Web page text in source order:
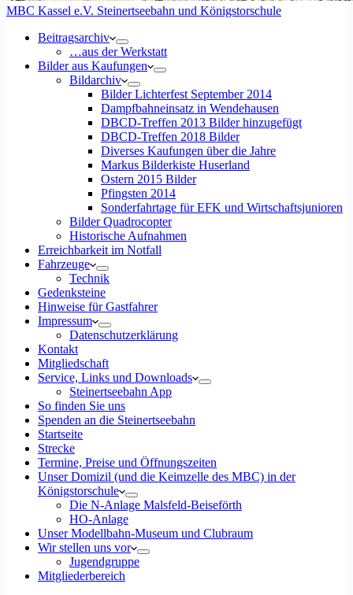
MBC Kassel e.V. Steinertseebahn und Königstorschule
Beitragsarchiv
…aus der Werkstatt
Bilder aus Kaufungen
Bildarchiv
Bilder Lichterfest September 2014
Dampfbahneinsatz in Wendehausen
DBCD-Treffen 2013 Bilder hinzugefügt
DBCD-Treffen 2018 Bilder
Diverses Kaufungen über die Jahre
Markus Bilderkiste Huserland
Ostern 2015 Bilder
Pfingsten 2014
Sonderfahrtage für EFK und Wirtschaftsjunioren
Bilder Quadrocopter
Historische Aufnahmen
Erreichbarkeit im Notfall
Fahrzeuge
Technik
Gedenksteine
Hinweise für Gastfahrer
Impressum
Datenschutzerklärung
Kontakt
Mitgliedschaft
Service, Links und Downloads
Steinertseebahn App
So finden Sie uns
Spenden an die Steinertseebahn
Startseite
Strecke
Termine, Preise und Öffnungszeiten
Unser Domizil (und die Keimzelle des MBC) in der
Königstorschule
Die N-Anlage Malsfeld-Beiseförth
HO-Anlage
Unser Modellbahn-Museum und Clubraum
Wir stellen uns vor
Jugendgruppe
Mitgliederbereich